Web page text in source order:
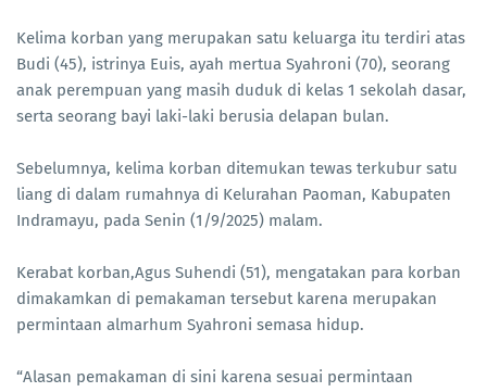
Kelima korban yang merupakan satu keluarga itu terdiri atas
Budi (45), istrinya Euis, ayah mertua Syahroni (70), seorang
anak perempuan yang masih duduk di kelas 1 sekolah dasar,
serta seorang bayi laki-laki berusia delapan bulan.
Sebelumnya, kelima korban ditemukan tewas terkubur satu
liang di dalam rumahnya di Kelurahan Paoman, Kabupaten
Indramayu, pada Senin (1/9/2025) malam.
Kerabat korban,Agus Suhendi (51), mengatakan para korban
dimakamkan di pemakaman tersebut karena merupakan
permintaan almarhum Syahroni semasa hidup.
“Alasan pemakaman di sini karena sesuai permintaan